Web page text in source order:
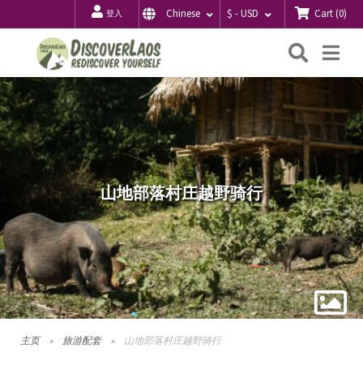
登入 Chinese $ - USD Cart(0)
搜
山地部落村庄越野骑行
主页 旅游配套 山地部落村庄越野骑行